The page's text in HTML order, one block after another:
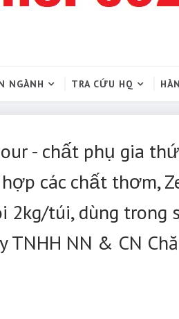
NGÀNH TRA CỨU HQ
- chất phụ gia
các chất thơm,
2kg/túi, dùng trong
TNHH NN & CN